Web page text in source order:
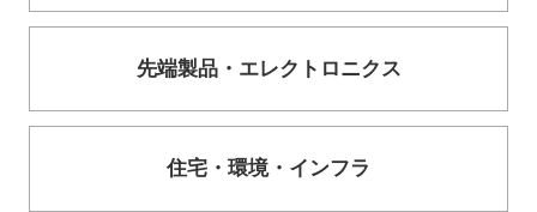
先端製品・ エレクトロニクス
住宅・ 環境・ インフラ